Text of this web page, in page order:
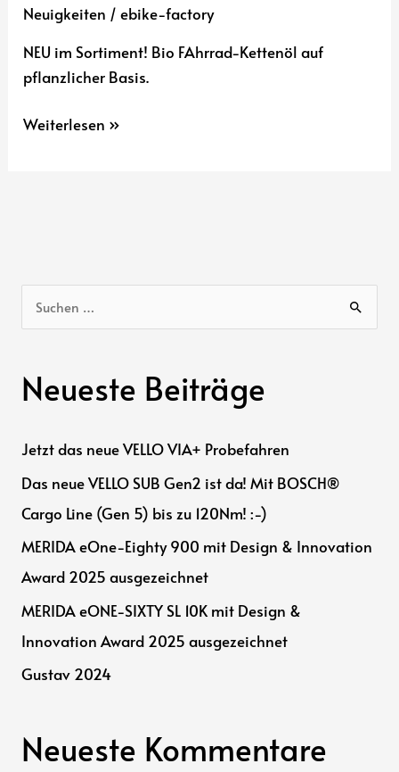
Neuigkeiten /ebike-factory
NEU im Sortiment! Bio FAhrrad-Kettenöl auf
pflanzlicher Basis.
NACHHALTIG
Weiterlesen »
u
h
a
c
h
Neueste Beiträge
Jetzt das neue VELLO VIA+ Probefahren
Das neue VELLO SUB Gen2 ist da! Mit BOSCH®
Cargo Line (Gen 5) bis zu 120Nm! :-)
MERIDA eOne-Eighty 900 mit Design & Innovation
Award 2025 ausgezeichnet
MERIDA eONE-SIXTY SL 10K mit Design &
Innovation Award 2025 ausgezeichnet
Gustav 2024
Neueste Kommentare